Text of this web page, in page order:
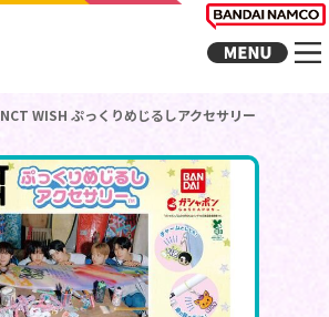
NCT WISH ぷっくりめじるしアクセサリー